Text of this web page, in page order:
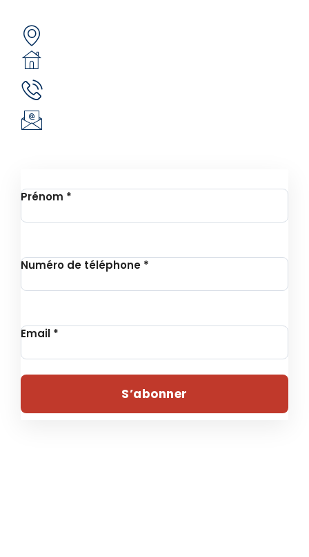
Prénom *
Numéro de téléphone *
Email *
S’abonner